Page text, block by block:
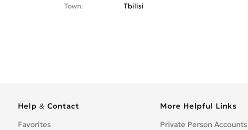
Town Tbilisi
Help & Contact
Favorites
More Helpful Links
Private Person Accounts